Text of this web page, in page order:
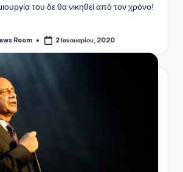
του δε θα νικηθεί από τον χρόνο!
Room 2 Ιανουαρίου, 2020